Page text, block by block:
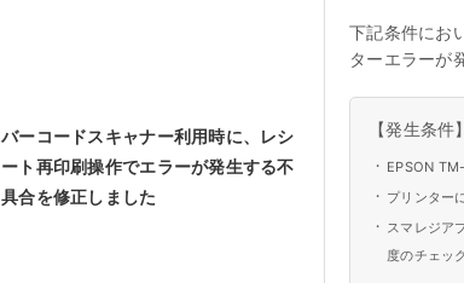
バーコードスキャナー利用時に、レシ
ート再印刷操作でエラーが発生する不
具合を修正しました
下記条件にお
ターエラーが
【発生条件】
・ EPSON
・ プリンター
・ スマレジア
度のチェッ